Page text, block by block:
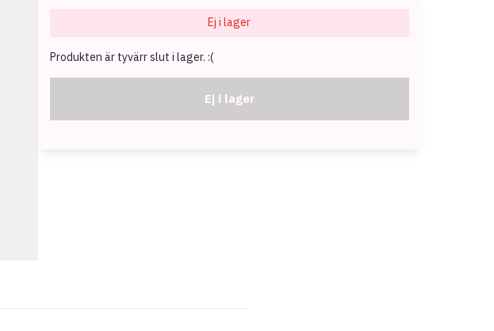
Ej i lager
Produkten är tyvärr slut i lager. :(
Ej i lager